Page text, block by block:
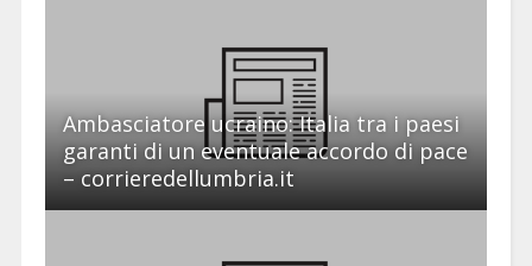
Ambasciatore ucraino: Italia tra i paesi
garanti di un eventuale accordo di pace
– corrieredellumbria.it